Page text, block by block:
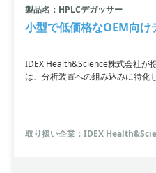
製品名：HPLCデガッサー
小型で低価格なOEM向け
IDEX Health&Science株式会社が
は、分析装置への組み込みに特化
化と低価格化を実現。2ml/min/ch
品の詳細については、お問い合わ
取り扱い企業：IDEX